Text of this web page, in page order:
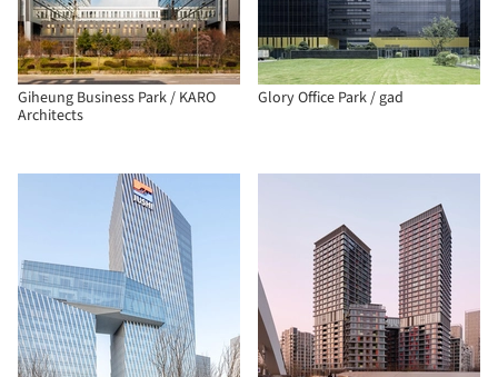
Giheung Business Park / KARO
Architects
Glory Office Park / gad